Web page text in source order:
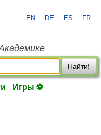
EN DE ES FR
Найти!
Игры ⚽